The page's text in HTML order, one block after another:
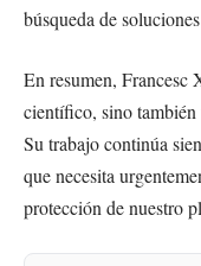
búsqueda de
En resumen, Francesc
científico, sino también
Su trabajo continúa
que necesita
protección de nuestro